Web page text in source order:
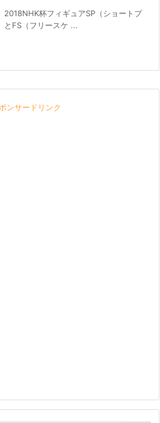
2018NHK杯フィギュアSP（ショートプ
とFS（フリースケ ...
ンサードリンク